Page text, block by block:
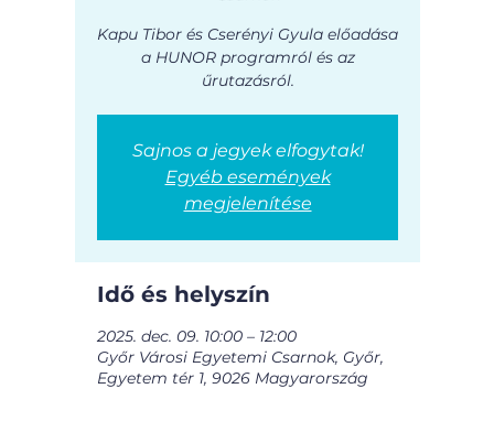
Kapu Tibor és Cserényi Gyula előadása
a HUNOR programról és az
Sajnos a jegyek elfogytak!
Egyéb események
megjelenítése
Idő és helyszín
2025. dec. 09. 10:00 – 12:00
Győr Városi Egyetemi Csarnok, Győr,
Egyetem tér 1, 9026 Magyarország